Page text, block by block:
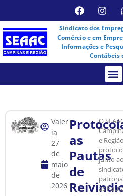
Sindicato dos
Comércio e em
Informações e
Contábeis
Valer
ia
27
de
maio
de
2026
as
Pautas
de
O
e Região
junto
as